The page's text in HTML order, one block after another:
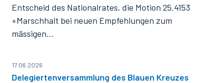
Entscheid des Nationalrates, die Motion 25.4153
«Marschhalt bei neuen Empfehlungen zum
mässigen…
17.06.2026
Delegiertenversammlung des Blauen Kreuzes